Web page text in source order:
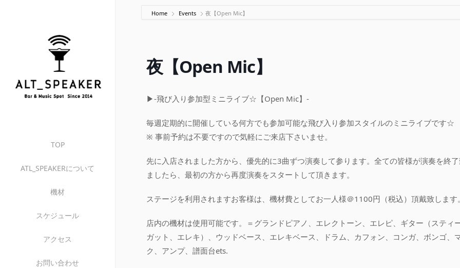
TOP
ATL_SPEAKERについて
機材
スケジュール
アクセス
お問い合わせ
Home Events 夜【Open Mic】
夜【Open Mic】
▶-飛び入り参加型ミニライブ☆【Open Mic】-
毎週定期的に開催している何方でも参加可能な飛び入り参加スタイルのミニライブです☆
※ 事前予約は不要ですので気軽にご来店下さいませ。
先に入店されました方から、優先的に3曲ずつ演奏して参ります。全ての皆様が演奏を終了
ましたら、最初の方から再度演奏をスタートして頂きます。
ステージを利用されますお客様は、機材費としてお一人様＠1100円（税込）頂戴致します。
店内の機材は使用可能です。＝グランドピアノ、エレクトーン、エレピ、ギター（スティ
ガット、エレキ）、ウッドベース、エレキベース、ドラム、カフォン、コンガ、ボンゴ、
ク、アンプ、譜面台ets.